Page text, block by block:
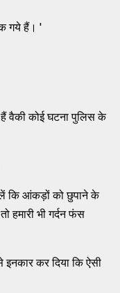
गये हैं। '
वैकी कोई घटना पुलिस के
कि आंकड़ों को छुपाने के
हमारी भी गर्दन फंस
कर दिया कि ऐसी